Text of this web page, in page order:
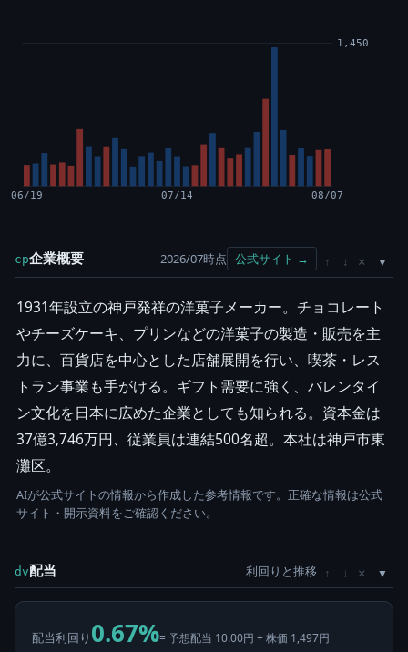
1,450
06/19 07/14 08/07
cp企業概要 2026/07時点 公式サイト → ↑ ↓ ×
1931年設立の神戸発祥の洋菓子メーカー。チョコレート
やチーズケーキ、プリンなどの洋菓子の製造・販売を主
力に、百貨店を中心とした店舗展開を行い、喫茶・レス
トラン事業も手がける。ギフト需要に強く、バレンタイ
ン文化を日本に広めた企業としても知られる。資本金は
37億3,746万円、従業員は連結500名超。本社は神戸市東
灘区。
AIが公式サイトの情報から作成した参考情報です。正確な情報は公式
サイト・開示資料をご確認ください。
dv配当 利回りと推移 ↑ ↓ ×
配当利回り 0.67%= 予想配当 10.00円 ÷ 株価 1,497円